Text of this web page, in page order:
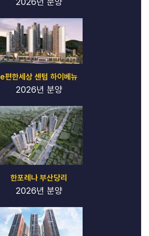
e편한세상 센텀 하이베뉴
2026년 분양
한포레나 부산당리
2026년 분양